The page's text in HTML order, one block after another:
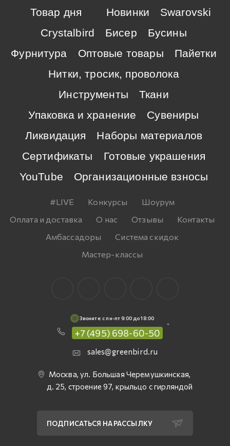
Товар дня Новинки
Swarovski
Crystalbird
Бисер
Бусины
Фурнитура
Оптовые товары
Пайетки
Нитки, тросик, проволока
Инструменты
Ткани
Упаковка и хранение
Сувениры
Ликвидация
Наборы материалов
Сертификаты
Готовые украшения
YouTube
Организационные взносы
#LIVE Конкурсы
Шоурум
Оплата и доставка
О нас Отзывы
Контакты
Амбассадоры
Система скидок
Мастер-классы
Звоните: c пн-пт 9:00 до 18:00
+7 (495) 698-60-50
sales@greenbird.ru
Москва, ул. Большая Черемушкинская,
д. 25, строение 97, крыльцо с гирляндой
ПОДПИСАТЬСЯ НА РАССЫЛКУ